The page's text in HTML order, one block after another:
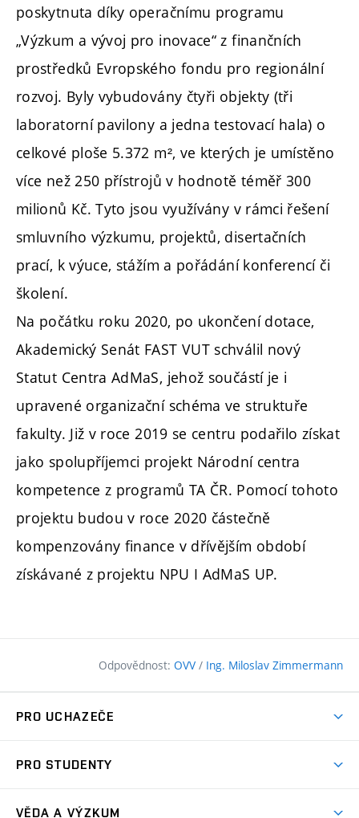
poskytnuta díky operačnímu programu
„Výzkum a vývoj pro inovace“ z finančních
prostředků Evropského fondu pro regionální
rozvoj. Byly vybudovány čtyři objekty (tři
laboratorní pavilony a jedna testovací hala) o
celkové ploše 5.372 m², ve kterých je umístěno
více než 250 přístrojů v hodnotě téměř 300
milionů Kč. Tyto jsou využívány v rámci řešení
smluvního výzkumu, projektů, disertačních
prací, k výuce, stážím a pořádání konferencí či
školení.
Na počátku roku 2020, po ukončení dotace,
Akademický Senát FAST VUT schválil nový
Statut Centra AdMaS, jehož součástí je i
upravené organizační schéma ve struktuře
fakulty. Již v roce 2019 se centru podařilo získat
jako spolupříjemci projekt Národní centra
kompetence z programů TA ČR. Pomocí tohoto
projektu budou v roce 2020 částečně
kompenzovány finance v dřívějším období
získávané z projektu NPU I AdMaS UP.
Odpovědnost: OVV / Ing. Miloslav Zimmermann
PRO UCHAZEČE
Přijímačky
PRO STUDENTY
VĚDA A VÝZKUM